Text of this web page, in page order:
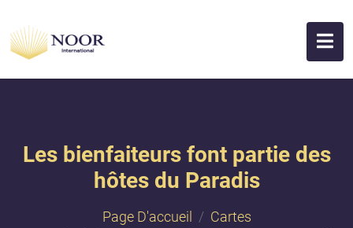
Les bienfaiteurs font partie des
hôtes du Paradis
Page D'accueil
Cartes